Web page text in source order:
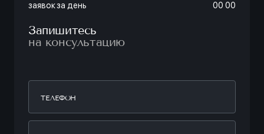
заявок за день 00 :00
Запишитесь
на консультацию